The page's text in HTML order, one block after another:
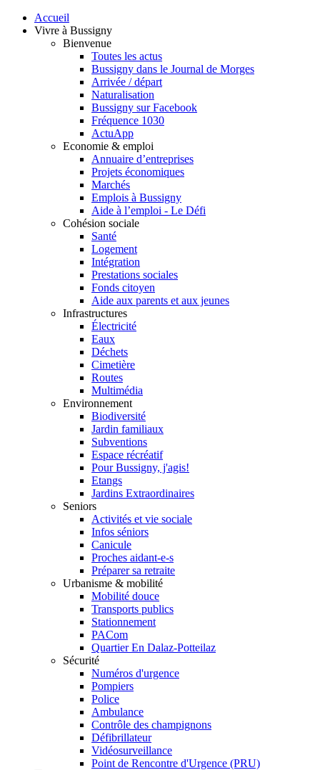
Accueil
Vivre à Bussigny
Bienvenue
Toutes les actus
Bussigny dans le Journal de Morges
Arrivée / départ
Naturalisation
Bussigny sur Facebook
Fréquence 1030
ActuApp
Economie & emploi
Annuaire d’entreprises
Projets économiques
Marchés
Emplois à Bussigny
Aide à l’emploi - Le Défi
Cohésion sociale
Santé
Logement
Intégration
Prestations sociales
Fonds citoyen
Aide aux parents et aux jeunes
Infrastructures
Électricité
Eaux
Déchets
Cimetière
Routes
Multimédia
Environnement
Biodiversité
Jardin familiaux
Subventions
Espace récréatif
Pour Bussigny, j'agis!
Etangs
Jardins Extraordinaires
Seniors
Activités et vie sociale
Infos séniors
Canicule
Proches aidant-e-s
Préparer sa retraite
Urbanisme & mobilité
Mobilité douce
Transports publics
Stationnement
PACom
Quartier En Dalaz-Potteilaz
Sécurité
Numéros d'urgence
Pompiers
Police
Ambulance
Contrôle des champignons
Défibrillateur
Vidéosurveillance
Point de Rencontre d'Urgence (PRU)